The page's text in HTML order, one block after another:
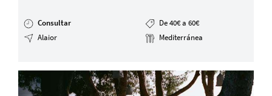
Consultar
De 40€ a 60€
Alaior
Mediterránea